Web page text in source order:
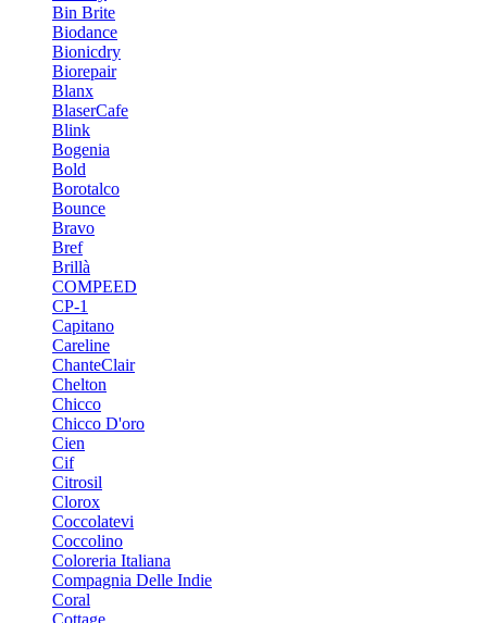
Bin Brite
Biodance
Bionicdry
Biorepair
Blanx
BlaserCafe
Blink
Bogenia
Bold
Borotalco
Bounce
Bravo
Bref
Brillà
COMPEED
CP-1
Capitano
Careline
ChanteСlair
Chelton
Chicco
Chicco D'oro
Cien
Cif
Citrosil
Clorox
Coccolatevi
Coccolino
Coloreria Italiana
Compagnia Delle Indie
Coral
Cottage